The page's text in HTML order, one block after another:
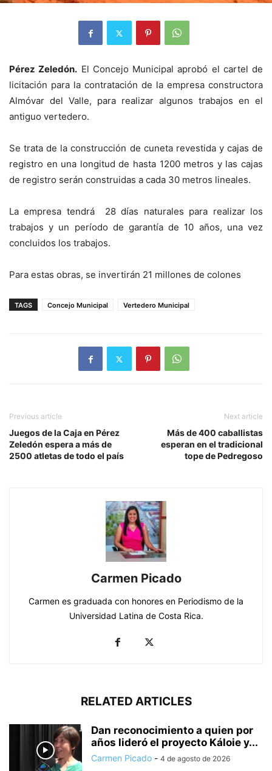
Pérez Zeledón. El Concejo Municipal aprobó el cartel de
licitación para la contratación de la empresa constructora
Almóvar del Valle, para realizar algunos trabajos en el
antiguo vertedero.
Se trata de la construcción de cuneta revestida y cajas de
registro en una longitud de hasta 1200 metros y las cajas
de registro serán construidas a cada 30 metros lineales.
La empresa tendrá 28 días naturales para realizar los
trabajos y un período de garantía de 10 años, una vez
concluidos los trabajos.
Para estas obras, se invertirán 21 millones de colones
TAGS Concejo Municipal Vertedero Municipal
Previous article
Juegos de la Caja en Pérez
Zeledón espera a más de
2500 atletas de todo el país
Next article
Más de 400 caballistas
esperan en el tradicional
tope de Pedregoso
Carmen Picado
Carmen es graduada con honores en Periodismo de la
Universidad Latina de Costa Rica.
RELATED ARTICLES
Dan reconocimiento a quien por
años lideró el proyecto Káloie y...
Carmen Picado - 4 de agosto de 2026